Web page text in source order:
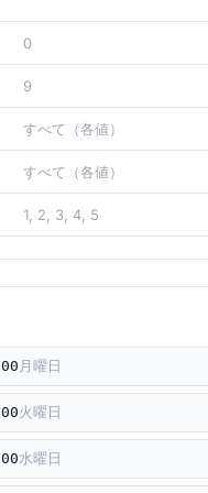
0
9
すべて（各値）
すべて（各値）
1, 2, 3, 4, 5
00 月曜日
00火曜日
00水曜日